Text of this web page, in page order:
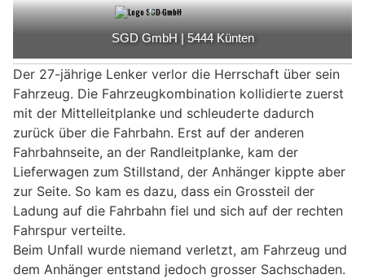
Der 27-jährige Lenker verlor die Herrschaft über sein
Fahrzeug. Die Fahrzeugkombination kollidierte zuerst
mit der Mittelleitplanke und schleuderte dadurch
zurück über die Fahrbahn. Erst auf der anderen
Fahrbahnseite, an der Randleitplanke, kam der
Lieferwagen zum Stillstand, der Anhänger kippte aber
zur Seite. So kam es dazu, dass ein Grossteil der
Ladung auf die Fahrbahn fiel und sich auf der rechten
Fahrspur verteilte.
Beim Unfall wurde niemand verletzt, am Fahrzeug und
dem Anhänger entstand jedoch grosser Sachschaden.